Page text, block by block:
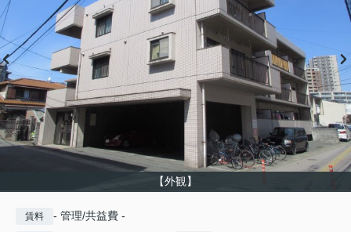
【外観】
賃料 - 管理/共益費 -